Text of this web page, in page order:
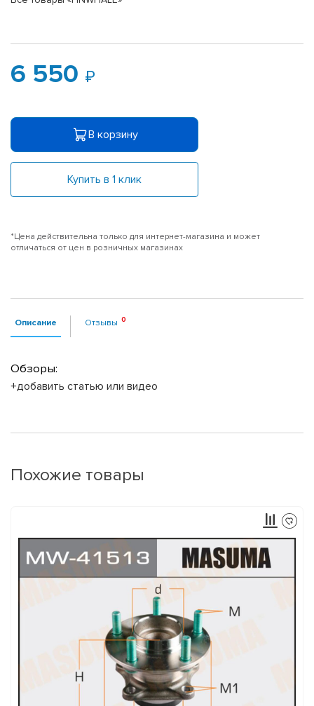
6 550
В корзину
Купить в 1 клик
*Цена действительна только для интернет-магазина и может
отличаться от цен в розничных магазинах
Описание Отзывы
Обзоры:
+добавить статью или видео
Похожие товары